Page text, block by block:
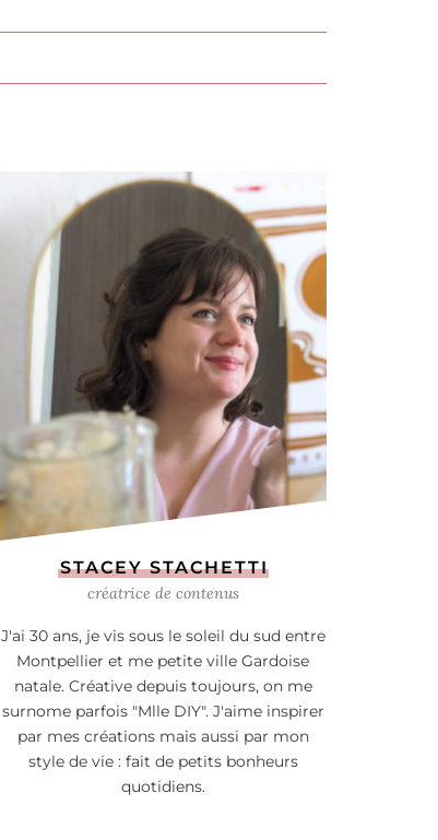
STACEY STACHETTI
créatrice de contenus
J'ai 30 ans, je vis sous le soleil du sud entre
Montpellier et me petite ville Gardoise
natale. Créative depuis toujours, on me
surnome parfois "Mlle DIY". J'aime inspirer
par mes créations mais aussi par mon
style de vie : fait de petits bonheurs
quotidiens.